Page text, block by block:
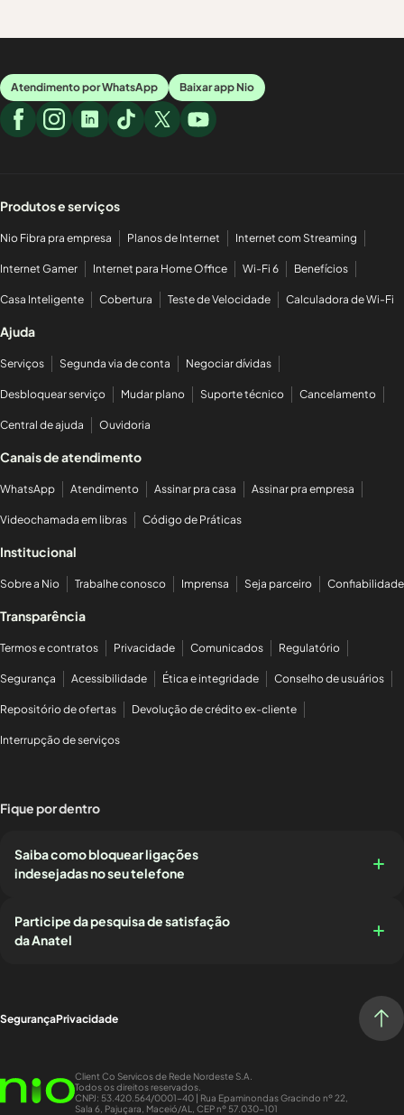
Atendimento por WhatsApp Baixar app Nio
Produtos e serviços
Nio Fibra pra empresa Planos de Internet Internet com Streaming
Internet Gamer Internet para Home Office Wi-Fi 6 Benefícios
Casa Inteligente Cobertura Teste de Velocidade Calculadora de Wi-Fi
Ajuda
Serviços Segunda via de conta Negociar dívidas
Desbloquear serviço Mudar plano Suporte técnico Cancelamento
Central de ajuda Ouvidoria
Canais de atendimento
WhatsApp Atendimento Assinar pra casa Assinar pra empresa
Videochamada em libras Código de Práticas
Institucional
Sobre a Nio Trabalhe conosco Imprensa Seja parceiro Confiabilidade
Transparência
Termos e contratos Privacidade Comunicados Regulatório
Segurança Acessibilidade Ética e integridade Conselho de usuários
Repositório de ofertas Devolução de crédito ex-cliente
Interrupção de serviços
Fique por dentro
Saiba como bloquear ligações
indesejadas no seu telefone
Participe da pesquisa de satisfação
da Anatel
SegurançaPrivacidade
Client Co Servicos de Rede Nordeste S.A.
Todos os direitos reservados.
CNPJ: 53.420.564/0001-40 | Rua Epaminondas Gracindo nº 22,
Sala 6, Pajuçara, Maceió/AL, CEP nº 57.030-101